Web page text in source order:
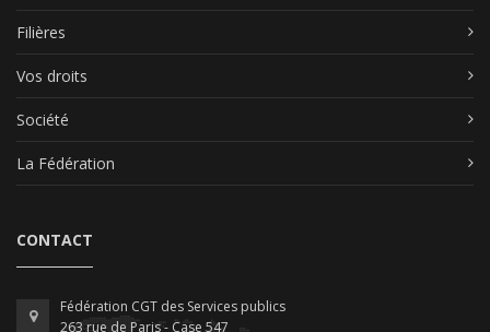
Filières
Vos droits
Société
La Fédération
CONTACT
Fédération CGT des Services publics
263 rue de Paris - Case 547